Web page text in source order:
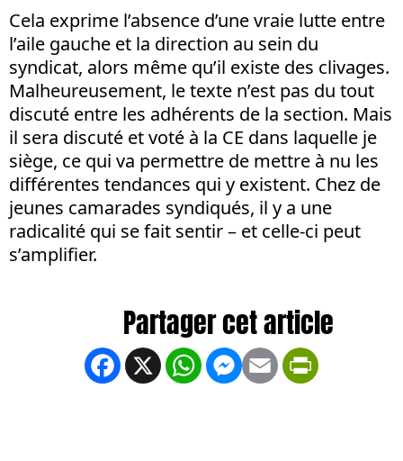
Cela exprime l’absence d’une vraie lutte entre
l’aile gauche et la direction au sein du
syndicat, alors même qu’il existe des clivages.
Malheureusement, le texte n’est pas du tout
discuté entre les adhérents de la section. Mais
il sera discuté et voté à la CE dans laquelle je
siège, ce qui va permettre de mettre à nu les
différentes tendances qui y existent. Chez de
jeunes camarades syndiqués, il y a une
radicalité qui se fait sentir – et celle-ci peut
s’amplifier.
Facebook
X WhatsApp
Messenger
Email